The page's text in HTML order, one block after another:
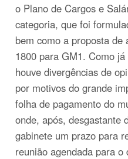
o Plano de Cargos e
categoria, que foi
bem como a proposta
1800 para GM1. Como
houve divergências de
por motivos do grande
folha de pagamento do
onde, após, desgastante
gabinete um prazo para
reunião agendada para o